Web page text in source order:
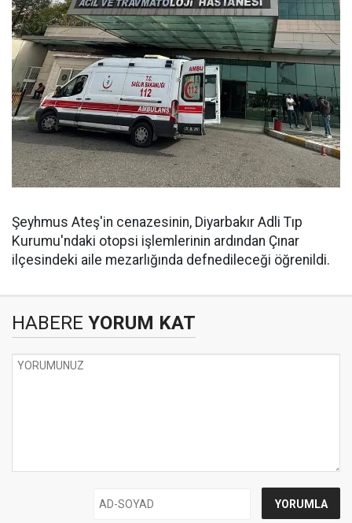
Şeyhmus Ateş'in cenazesinin, Diyarbakır Adli Tıp
Kurumu'ndaki otopsi işlemlerinin ardından Çınar
ilçesindeki aile mezarlığında defnedileceği öğrenildi.
HABERE YORUM KAT